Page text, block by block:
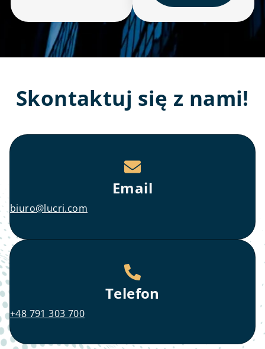
Skontaktuj się z nami!
Email
biuro@lucri.com
Telefon
+48 791 303 700